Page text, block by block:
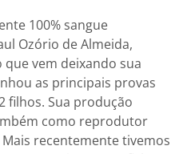
100% sangue
Ozório de Almeida,
que vem deixando sua
as principais provas
filhos. Sua produção
como reprodutor
recentemente tivemos